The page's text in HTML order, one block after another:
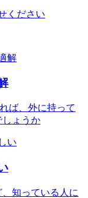
ば、外に持って
しょうか
知っている人に